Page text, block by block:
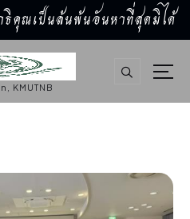
คุณเป็นล้นพ้นอันหาที่สุดมิได้
KMUTNB